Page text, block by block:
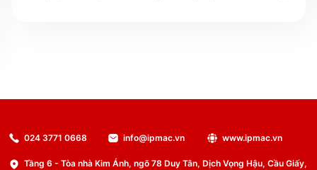
024 3771 0668 info@ipmac.vn www.ipmac.vn
Tầng 6 - Tòa nhà Kim Ánh, ngõ 78 Duy Tân, Dịch Vọng Hậu, Cầu Giấy,